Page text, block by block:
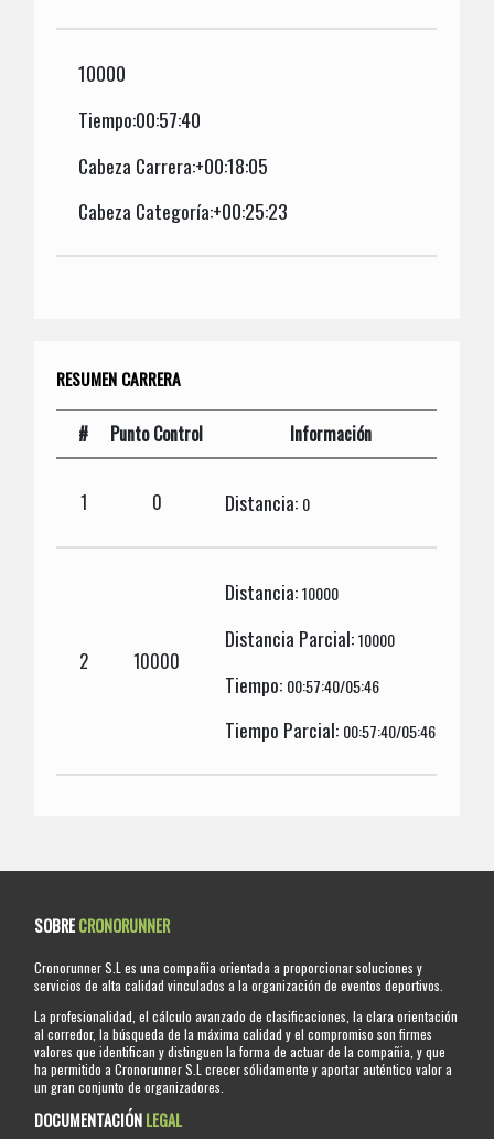
10000
Tiempo:00:57:40
Cabeza Carrera:+00:18:05
Cabeza Categoría:+00:25:23
RESUMEN CARRERA
# Punto Control Información
1 0 Distancia: 0
2 10000
Distancia:10000
Distancia Parcial:10000
Tiempo: 00:57:40/05:46
Tiempo Parcial: 00:57:40/05:46
SOBRECRONORUNNER
Cronorunner S.L es una compañia orientada a proporcionar soluciones y
servicios de alta calidad vinculados a la organización de eventos deportivos.
La profesionalidad, el cálculo avanzado de clasificaciones, la clara orientación
al corredor, la búsqueda de la máxima calidad y el compromiso son firmes
valores que identifican y distinguen la forma de actuar de la compañia, y que
ha permitido a Cronorunner S.L crecer sólidamente y aportar auténtico valor a
un gran conjunto de organizadores.
DOCUMENTACIÓNLEGAL